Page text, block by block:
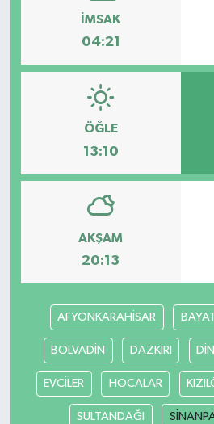
İMSAK
04:21
ÖĞLE
13:10
AKŞAM
20:13
AFYONKARAHİSAR
BOLVADİN DAZKIRI
EVCİLER HOCALAR
SULTANDAĞI
Sanat